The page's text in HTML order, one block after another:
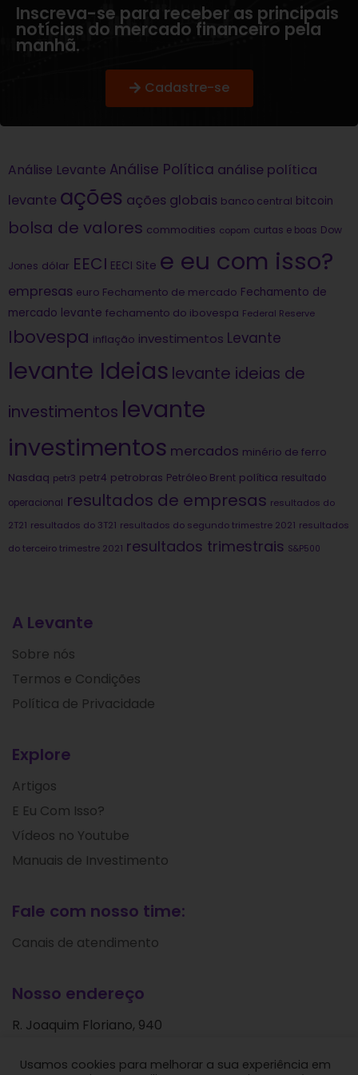
Inscreva-se para receber as principais
notícias do mercado financeiro pela
manhã.
Cadastre-se
Análise Levante Análise Política análise política
levante ações ações globais banco central bitcoin
bolsa de valores commodities copom curtas e boas Dow
Jones dólar EECI EECI Site e eu com isso?
empresas euro Fechamento de mercado Fechamento de
mercado levante fechamento do ibovespa Federal Reserve
Ibovespa inflação investimentos Levante
levante Ideias levante ideias de
investimentos levante
investimentos mercados minério de ferro
Nasdaq petr3 petr4 petrobras Petróleo Brent política resultado
operacional resultados de empresas resultados do
2T21 resultados do 3T21 resultados do segundo trimestre 2021 resultados
do terceiro trimestre 2021 resultados trimestrais S&P500
A Levante
Sobre nós
Termos e Condições
Política de Privacidade
Explore
Artigos
E Eu Com Isso?
Vídeos no Youtube
Manuais de Investimento
Fale com nosso time:
Canais de atendimento
Nosso endereço
R. Joaquim Floriano, 940
São Paulo - SP
Usamos cookies para melhorar a sua experiência em